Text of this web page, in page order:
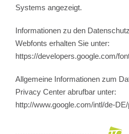
Systems angezeigt.
Informationen zu den
Webfonts erhalten Sie unter:
https://developers.google.com/
Allgemeine Informationen zum
Privacy Center abrufbar unter:
http://www.google.com/intl/de-